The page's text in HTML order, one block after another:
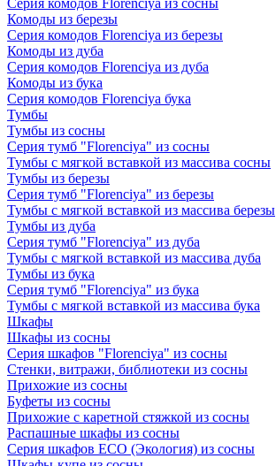
Серия комодов Florenciya из сосны
Комоды из березы
Серия комодов Florenciya из березы
Комоды из дуба
Серия комодов Florenciya из дуба
Комоды из бука
Серия комодов Florenciya бука
Тумбы
Тумбы из сосны
Серия тумб "Florenciya" из сосны
Тумбы с мягкой вставкой из массива сосны
Тумбы из березы
Серия тумб "Florenciya" из березы
Тумбы с мягкой вставкой из массива березы
Тумбы из дуба
Серия тумб "Florenciya" из дуба
Тумбы с мягкой вставкой из массива дуба
Тумбы из бука
Серия тумб "Florenciya" из бука
Тумбы с мягкой вставкой из массива бука
Шкафы
Шкафы из сосны
Серия шкафов "Florenciya" из сосны
Стенки, витражи, библиотеки из сосны
Прихожие из сосны
Буфеты из сосны
Прихожие с каретной стяжкой из сосны
Распашные шкафы из сосны
Серия шкафов ECO (Экология) из сосны